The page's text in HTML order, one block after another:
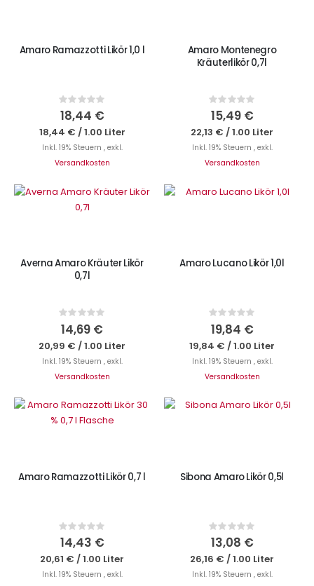
Amaro Ramazzotti Likör 1,0 l
Rating:
0%
18,44 €
18,44 € /1.00 Liter
Inkl. 19% Steuern , exkl.
Versandkosten
Amaro Montenegro
Kräuterlikör 0,7l
Rating:
0%
15,49 €
22,13 € /1.00 Liter
Inkl. 19% Steuern , exkl.
Versandkosten
Averna Amaro Kräuter Likör
0,7l
Rating:
0%
14,69 €
20,99 € /1.00 Liter
Inkl. 19% Steuern , exkl.
Versandkosten
Amaro Lucano Likör 1,0l
Rating:
0%
19,84 €
19,84 € /1.00 Liter
Inkl. 19% Steuern , exkl.
Versandkosten
IN DEN WARENKORB
Amaro Ramazzotti Likör 0,7 l
Rating:
0%
14,43 €
20,61 € /1.00 Liter
Inkl. 19% Steuern , exkl.
IN DEN WARENKORB
Sibona Amaro Likör 0,5l
Rating:
0%
13,08 €
26,16 € /1.00 Liter
Inkl. 19% Steuern , exkl.